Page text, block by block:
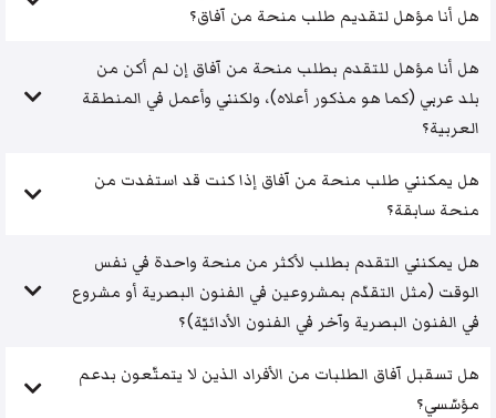
هل أنا مؤهل لتقديم طلب منحة من آفاق؟
هل أنا مؤهل للتقدم بطلب منحة من آفاق إن لم أكن من
بلد عربي (كما هو مذكور أعلاه)، ولكنني وأعمل في المنطقة
العربية؟
هل يمكنني طلب منحة من آفاق إذا كنت قد استفدت من
منحة سابقة؟
هل يمكنني التقدم بطلب لأكثر من منحة واحدة في نفس
الوقت (مثل التقدّم بمشروعين في الفنون البصرية أو مشروع
في الفنون البصرية وآخر في الفنون الأدائيّة)؟
هل تسقبل آفاق الطلبات من الأفراد الذين لا يتمتّعون بدعم
مؤسّسي؟